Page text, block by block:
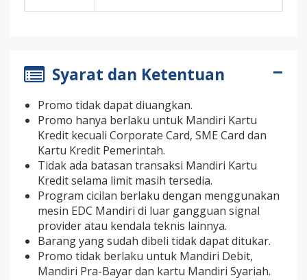
Syarat dan Ketentuan
Promo tidak dapat diuangkan.
Promo hanya berlaku untuk Mandiri Kartu
Kredit kecuali Corporate Card, SME Card dan
Kartu Kredit Pemerintah.
Tidak ada batasan transaksi Mandiri Kartu
Kredit selama limit masih tersedia.
Program cicilan berlaku dengan menggunakan
mesin EDC Mandiri di luar gangguan signal
provider atau kendala teknis lainnya.
Barang yang sudah dibeli tidak dapat ditukar.
Promo tidak berlaku untuk Mandiri Debit,
Mandiri Pra-Bayar dan kartu Mandiri Syariah.